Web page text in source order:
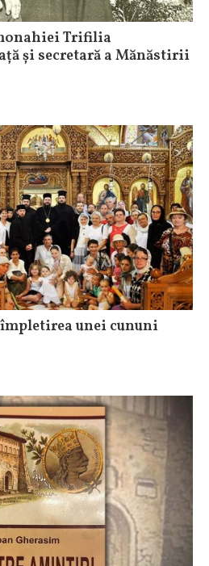
Trifilia
și secretară a Mănăstirii
unei cununi